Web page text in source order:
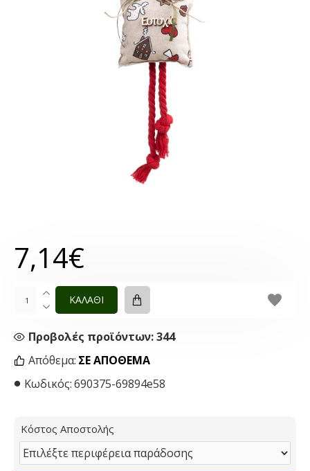
Απόθεμα: ΣΕ ΑΠΌΘΕΜΑ
Κωδικός:690375-69894e58
Προβολές προϊόντων: 344
7,14€
ΚΑΛΑΘΙ
Κόστος Αποστολής